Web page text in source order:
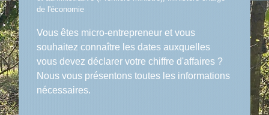
de l'économie
Vous êtes micro-entrepreneur et vous
souhaitez connaître les dates auxquelles
vous devez déclarer votre chiffre d'affaires ?
Nous vous présentons toutes les informations
nécessaires.